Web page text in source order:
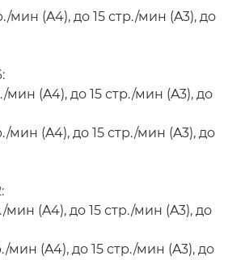
мин (A4), до 15 стр./мин (A3), до
мин (A4), до 15 стр./мин (A3), до
мин (A4), до 15 стр./мин (A3), до
мин (A4), до 15 стр./мин (A3), до
мин (A4), до 15 стр./мин (A3), до